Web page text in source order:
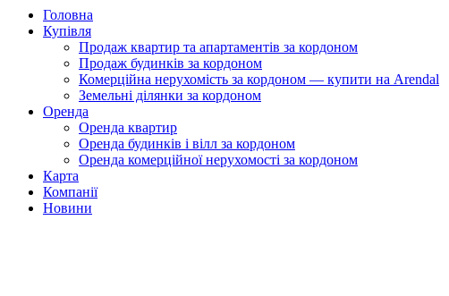
Головна
Купівля
Продаж квартир та апартаментів за кордоном
Продаж будинків за кордоном
Комерційна нерухомість за кордоном — купити на Arendal
Земельні ділянки за кордоном
Оренда
Оренда квартир
Оренда будинків і вілл за кордоном
Оренда комерційної нерухомості за кордоном
Карта
Компанії
Новини